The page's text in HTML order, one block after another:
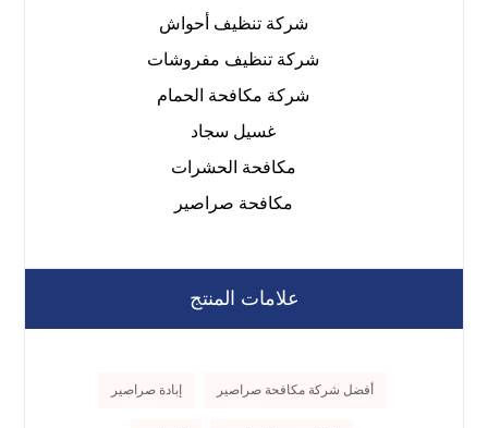
شركة تنظيف أحواش
شركة تنظيف مفروشات
شركة مكافحة الحمام
غسيل سجاد
مكافحة الحشرات
مكافحة صراصير
علامات المنتج
أفضل شركة مكافحة صراصير إبادة صراصير